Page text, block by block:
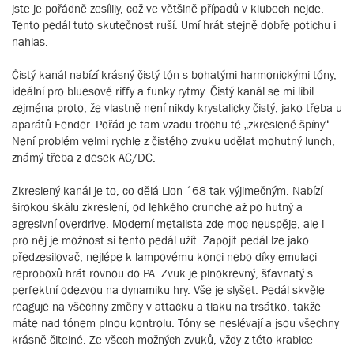
jste je pořádně zesílily, což ve většině případů v klubech nejde.
Tento pedál tuto skutečnost ruší. Umí hrát stejně dobře potichu i
nahlas.
Čistý kanál nabízí krásný čistý tón s bohatými harmonickými tóny,
ideální pro bluesové riffy a funky rytmy. Čistý kanál se mi líbil
zejména proto, že vlastně není nikdy krystalicky čistý, jako třeba u
aparátů Fender. Pořád je tam vzadu trochu té „zkreslené špíny“.
Není problém velmi rychle z čistého zvuku udělat mohutný lunch,
známý třeba z desek AC/DC.
Zkreslený kanál je to, co dělá Lion ´68 tak výjimečným. Nabízí
širokou škálu zkreslení, od lehkého crunche až po hutný a
agresivní overdrive. Moderní metalista zde moc neuspěje, ale i
pro něj je možnost si tento pedál užít. Zapojit pedál lze jako
předzesilovač, nejlépe k lampovému konci nebo díky emulaci
reproboxů hrát rovnou do PA. Zvuk je plnokrevný, šťavnatý s
perfektní odezvou na dynamiku hry. Vše je slyšet. Pedál skvěle
reaguje na všechny změny v attacku a tlaku na trsátko, takže
máte nad tónem plnou kontrolu. Tóny se neslévají a jsou všechny
krásně čitelné. Ze všech možných zvuků, vždy z této krabice